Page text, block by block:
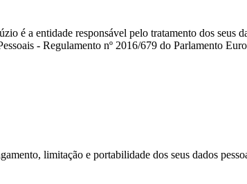
é a entidade responsável pelo tratamento dos seus
- Regulamento nº 2016/679 do Parlamento
limitação e portabilidade dos seus dados